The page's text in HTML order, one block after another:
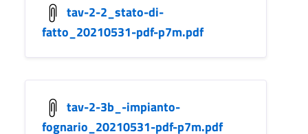
tav-2-2_stato-di-
fatto_20210531-pdf-p7m.pdf
tav-2-3b_-impianto-
fognario_20210531-pdf-p7m.pdf